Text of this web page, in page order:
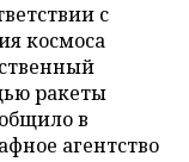
с
космоса
ракеты
в
агентство